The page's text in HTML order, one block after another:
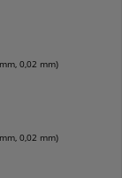
0,02 mm)
0,02 mm)